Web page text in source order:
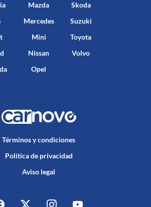
Mazda
Mercedes
Mini
Nissan
Opel
Skoda
Suzuki
Toyota
Volvo
Términos y condiciones
Política de privacidad
Aviso legal